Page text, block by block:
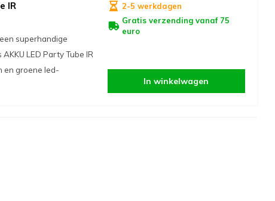
IR
superhandige
LED Party Tube IR
en groene led-
2-5 werkdagen
Gratis verzending vanaf 75
euro
In winkelwagen